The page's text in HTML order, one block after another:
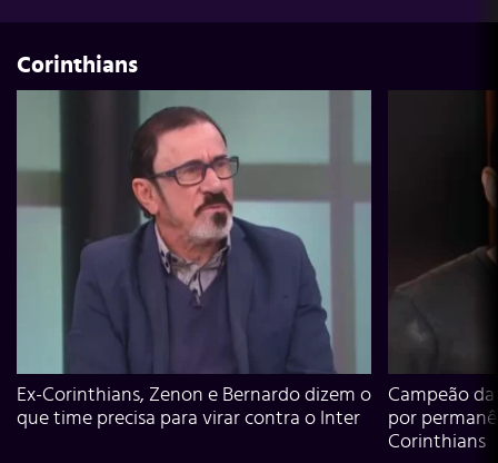
Corinthians
Ex-Corinthians, Zenon e Bernardo dizem o
que time precisa para virar contra o Inter
Campeão
por
Corinthians